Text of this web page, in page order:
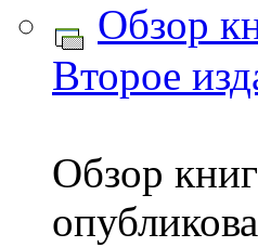
Обзор
Второе
Обзор